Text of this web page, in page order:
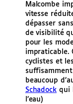
Malcombe
vitesse
dépasser
de visibilité
pour les
impraticable.
cyclistes et
beaucoup
Schadock qui
l’eau)